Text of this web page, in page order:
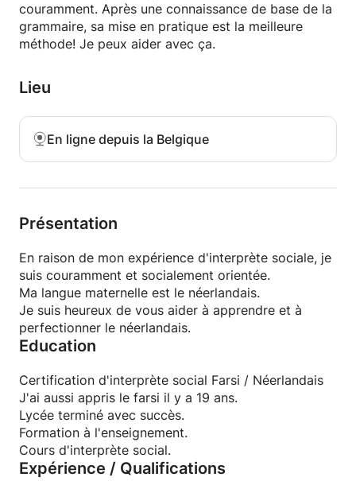
couramment. Après une connaissance de base de la
grammaire, sa mise en pratique est la meilleure
méthode! Je peux aider avec ça.
Lieu
En ligne depuis la Belgique
Présentation
En raison de mon expérience d'interprète sociale, je
suis couramment et socialement orientée.
Ma langue maternelle est le néerlandais.
Je suis heureux de vous aider à apprendre et à
perfectionner le néerlandais.
Education
Certification d'interprète social Farsi / Néerlandais
J'ai aussi appris le farsi il y a 19 ans.
Lycée terminé avec succès.
Formation à l'enseignement.
Cours d'interprète social.
Expérience / Qualifications